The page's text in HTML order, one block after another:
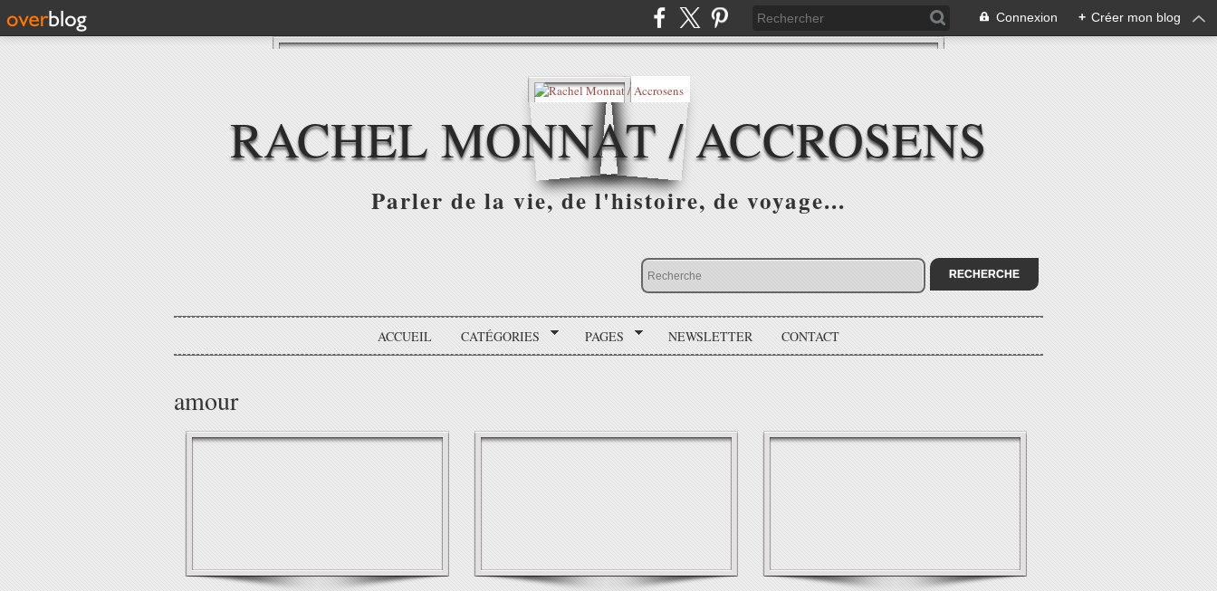
Connexion + Créer mon blog
RACHEL MONNAT / ACCROSENS
Parler de la vie, de l'histoire, de voyage...
ACCUEIL CATÉGORIES PAGES NEWSLETTER CONTACT
amour